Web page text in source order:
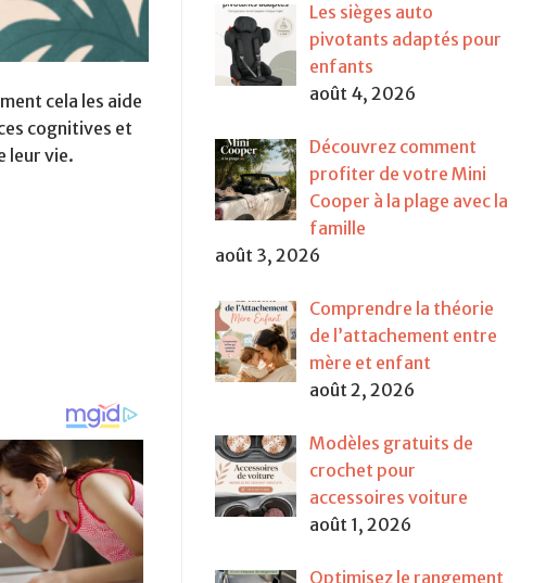
cela les aide
cognitives et
leur vie.
Les sièges auto
pivotants adaptés pour
enfants
août 4, 2026
Découvrez comment
profiter de votre Mini
Cooper à la plage avec la
famille
août 3, 2026
Comprendre la théorie
de l’attachement entre
mère et enfant
août 2, 2026
Modèles gratuits de
crochet pour
accessoires voiture
août 1, 2026
Optimisez le rangement